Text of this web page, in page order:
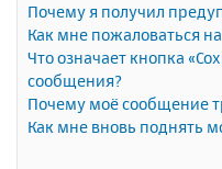
Почему я получил
Как мне пожаловаться
Что означает кнопка
сообщения?
Почему моё сообщение
Как мне вновь поднять